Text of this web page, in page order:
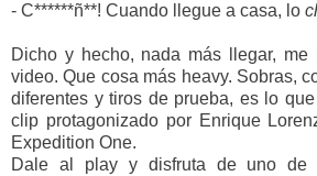
- C******ñ**! Cuando llegue a casa, lo
Dicho y hecho, nada más llegar, me
video. Que cosa más heavy. Sobras,
diferentes y tiros de prueba, es lo
clip protagonizado por Enrique
Expedition One.
Dale al play y disfruta de uno de